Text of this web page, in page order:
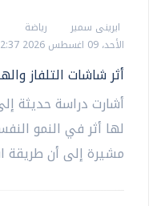
ايرينى سمير
رياضة
الأحد، 09 اغسطس 2026 12:37 م
أثر شاشات التلفاز
أشارت دراسة حديثة
لها أثر في النمو
مشيرة إلى أن طريقة